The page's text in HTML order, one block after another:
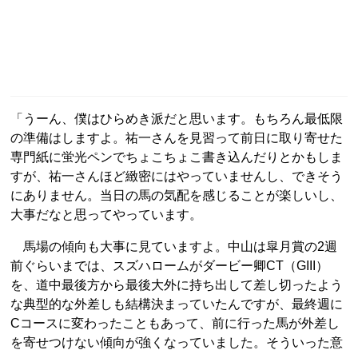
「うーん、僕はひらめき派だと思います。もちろん最低限
の準備はしますよ。祐一さんを見習って前日に取り寄せた
専門紙に蛍光ペンでちょこちょこ書き込んだりとかもしま
すが、祐一さんほど緻密にはやっていませんし、できそう
にありません。当日の馬の気配を感じることが楽しいし、
大事だなと思ってやっています。
馬場の傾向も大事に見ていますよ。中山は皐月賞の2週
前ぐらいまでは、スズハロームがダービー卿CT（GIII）
を、道中最後方から最後大外に持ち出して差し切ったよう
な典型的な外差しも結構決まっていたんですが、最終週に
Cコースに変わったこともあって、前に行った馬が外差し
を寄せつけない傾向が強くなっていました。そういった意